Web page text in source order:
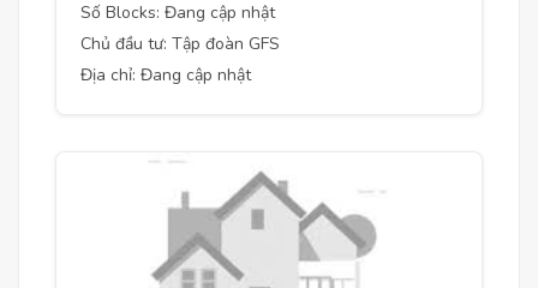
Số Blocks: Đang cập nhật
Chủ đầu tư: Tập đoàn GFS
Địa chỉ: Đang cập nhật